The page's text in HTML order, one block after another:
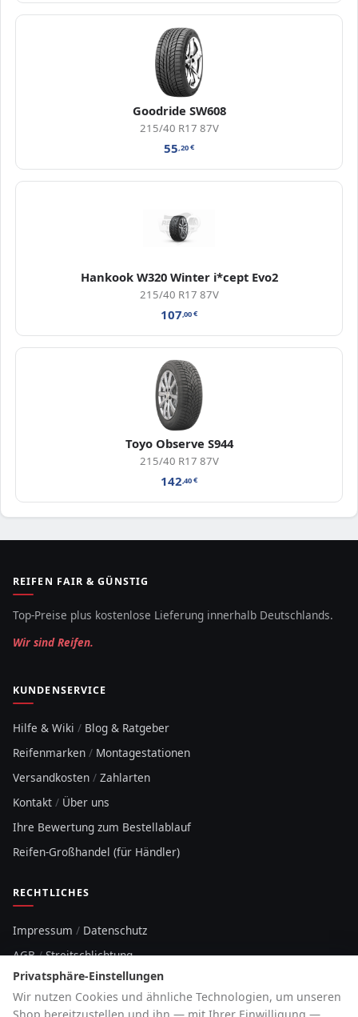
Goodride SW608
215/40 R17 87V
55,20€
Hankook W320 Winter i*cept Evo2
215/40 R17 87V
107,00€
Toyo Observe S944
215/40 R17 87V
142,40€
REIFEN FAIR & GÜNSTIG
Top-Preise plus kostenlose Lieferung innerhalb Deutschlands.
Wir sind Reifen.
KUNDENSERVICE
Hilfe & Wiki / Blog & Ratgeber
Reifenmarken / Montagestationen
Versandkosten / Zahlarten
Kontakt / Über uns
Ihre Bewertung zum Bestellablauf
Reifen-Großhandel (für Händler)
RECHTLICHES
Impressum / Datenschutz
AGB/Streitschlichtung
Sitemap
Cookie-Hinweis
Privatsphäre-Einstellungen
Wir nutzen Cookies und ähnliche Technologien, um unseren